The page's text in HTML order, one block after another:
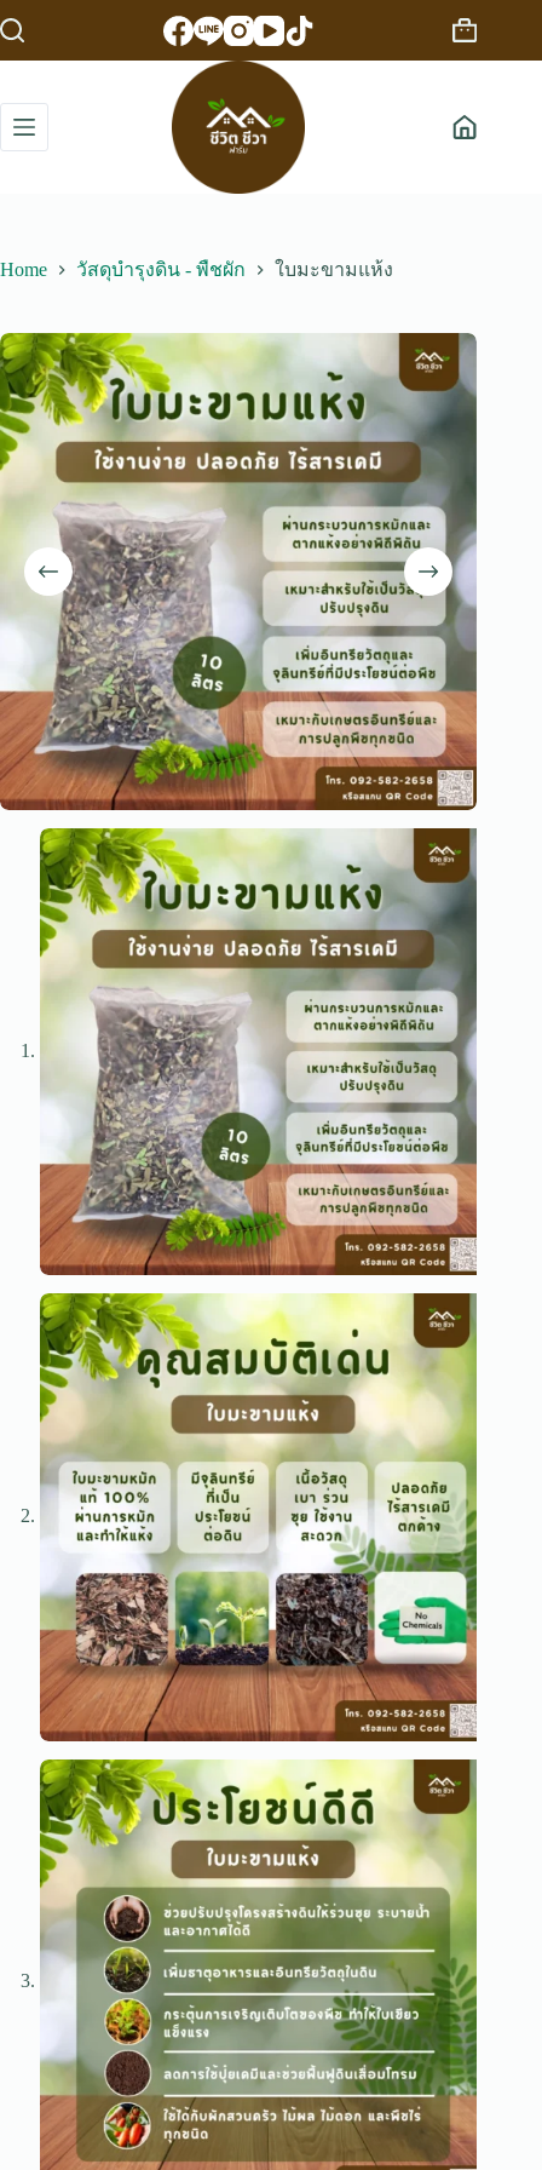
to
Shopping
cart
Home วัสดุบำรุงดิน - พืชผัก ใบมะขามแห้ง